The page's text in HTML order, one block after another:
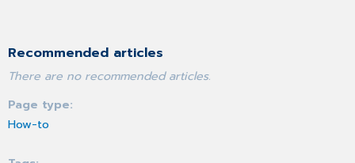
Recommended articles
There are no recommended articles.
Page type
How-to